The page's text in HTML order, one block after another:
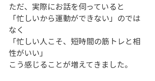
ただ、実際にお話を伺っていると
「忙しいから運動ができない」のでは
なく
「忙しい人こそ、短時間の筋トレと相
性がいい」
こう感じることが増えてきました。